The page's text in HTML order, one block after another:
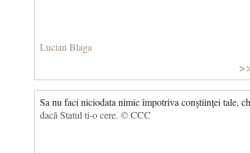
Lucian Blaga
Sa nu faci niciodata nimic împotriva conştiinţei tale,
dacă Statul ti-o cere. © CCC